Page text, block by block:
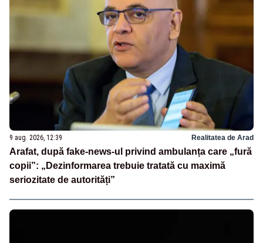
9 aug. 2026, 12:39 Realitatea de Arad
Arafat, după fake-news-ul privind ambulanța care „fură
copii”: „Dezinformarea trebuie tratată cu maximă
seriozitate de autorități”